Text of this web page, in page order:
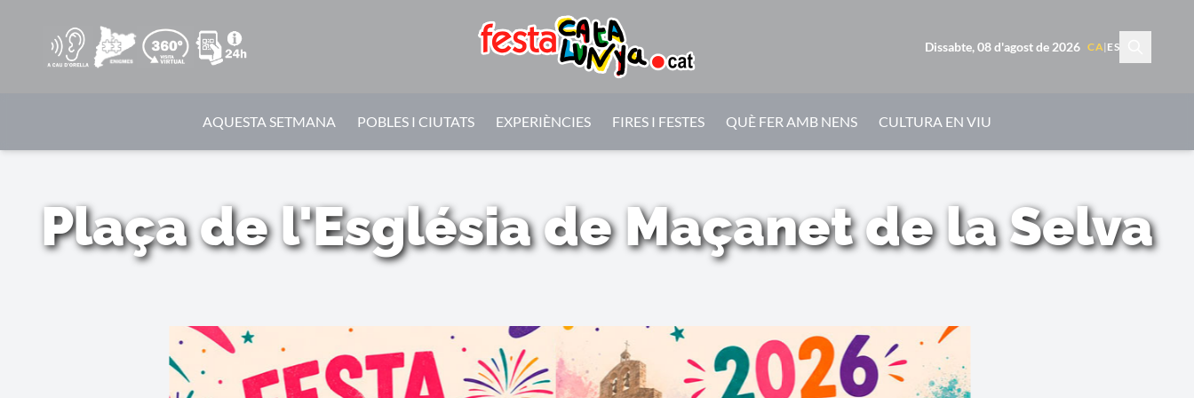
Dissabte, 08 d'agost de 2026 CA| ES
AQUESTA SETMANA POBLES I CIUTATS EXPERIÈNCIES FIRES I FESTES QUÈ FER AMB NENS CULTURA EN VIU
Plaça de l'Església de Maçanet de la Selva